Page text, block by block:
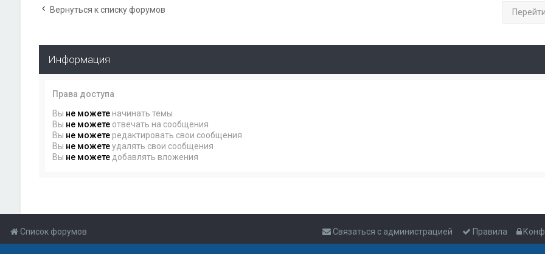
Вернуться к списку форумов Перейти
Информация
Права доступа
Вы не можетеначинать темы
Вы не можетеотвечать на сообщения
Вы не можетередактировать свои сообщения
Вы не можетеудалять свои сообщения
Вы не можетедобавлять вложения
Список форумов Правила
Связаться с администрацией